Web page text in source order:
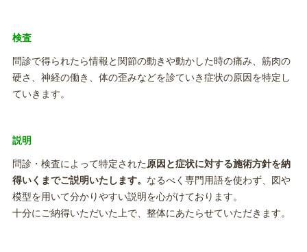
検査
問診で得られたら情報と関節の動きや動かした時の痛み、筋肉の
硬さ、神経の働き、体の歪みなどを診ていき症状の原因を特定し
ていきます。
説明
問診・検査によって特定された原因と症状に対する施術方針を納
得いくまでご説明いたします。 なるべく専門用語を使わず、図や
模型を用いて分かりやすい説明を心がけております。
十分にご納得いただいた上で、整体にあたらせていただきます。